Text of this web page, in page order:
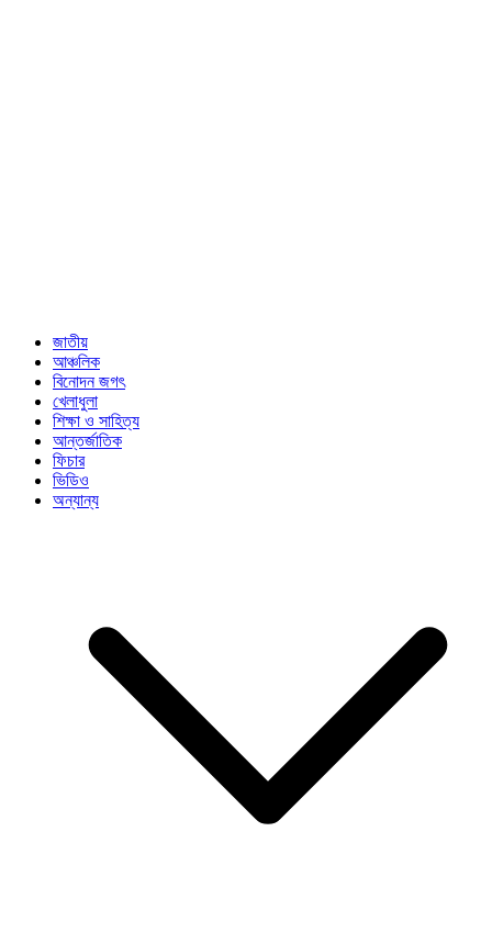
জাতীয়
আঞ্চলিক
বিনোদন জগৎ
খেলাধুলা
শিক্ষা ও সাহিত্য
আন্তর্জাতিক
ফিচার
ভিডিও
অন্যান্য